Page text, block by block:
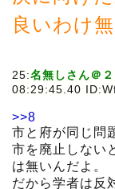
良いわけ無
25:名無しさん＠
08:29:45.40
>>8
市と府が同じ問
市を廃止しない
は無いんだよ。
だから学者は反